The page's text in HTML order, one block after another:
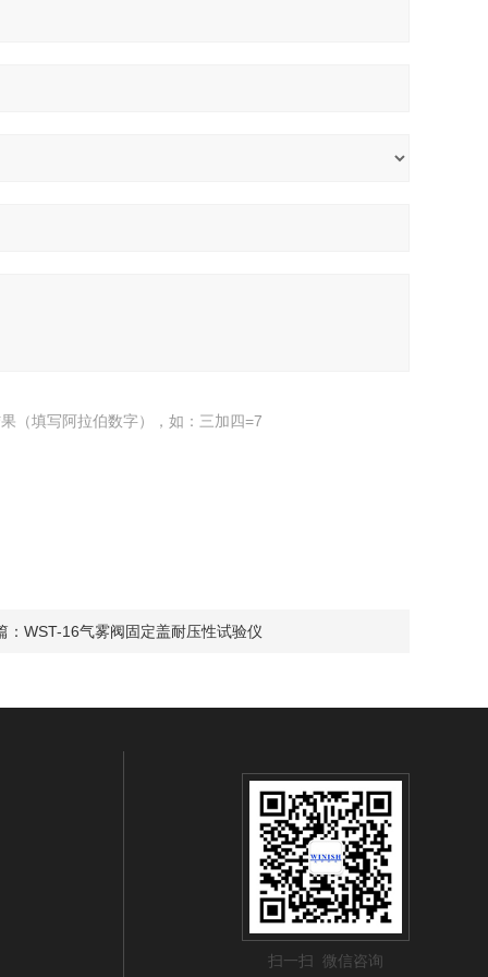
（填写阿拉伯数字），如：三加四=7
： WST-16气雾阀固定盖耐压性试验仪
扫一扫 微信咨询